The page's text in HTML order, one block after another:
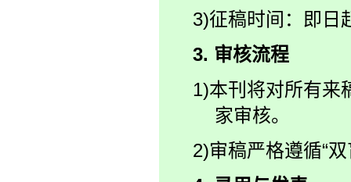
3)征稿时间：即日
3. 审核流程
1)本刊将对所有来
家审核。
2)审稿严格遵循“